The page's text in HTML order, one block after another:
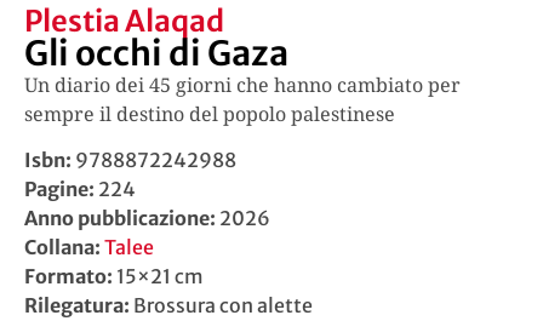
Plestia Alaqad
Gli occhi di Gaza
Un diario dei 45 giorni che hanno cambiato per
sempre il destino del popolo palestinese
Isbn: 9788872242988
Pagine: 224
Anno pubblicazione: 2026
Collana: Talee
Formato: 15×21 cm
Rilegatura: Brossura con alette